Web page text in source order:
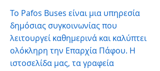
Το Pafos Buses είναι μια υπηρεσία
δημόσιας συγκοινωνίας που
λειτουργεί καθημερινά και καλύπτει
ολόκληρη την Επαρχία Πάφου. Η
ιστοσελίδα μας, τα γραφεία